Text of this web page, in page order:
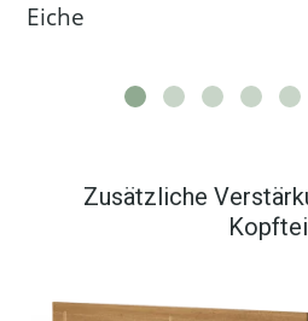
Eiche
Zusätzliche